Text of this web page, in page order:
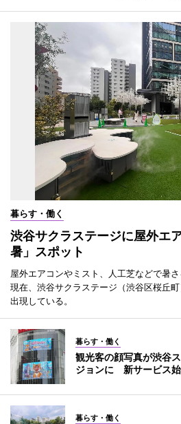
暮らす・働く
渋谷サクラステージに屋外エ
暑」スポット
屋外エアコンやミスト、人工芝などで暑
現在、渋谷サクラステージ（渋谷区桜丘
出現している。
暮らす・働く
観光客の顔写真が渋谷
ジョンに 新サービス
暮らす・働く